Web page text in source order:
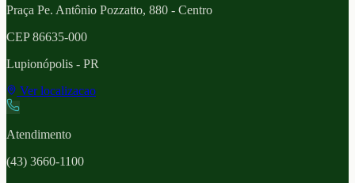
Praça Pe. Antônio Pozzatto, 880 - Centro
CEP86635-000
Lupionópolis - PR
Ver localizacao
Atendimento
(43) 3660-1100